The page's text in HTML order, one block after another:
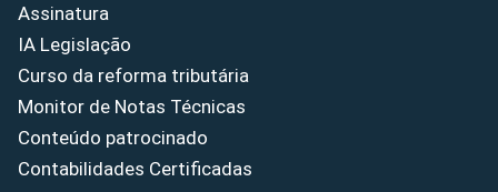
Assinatura
IA Legislação
Curso da reforma tributária
Monitor de Notas Técnicas
Conteúdo patrocinado
Contabilidades Certificadas